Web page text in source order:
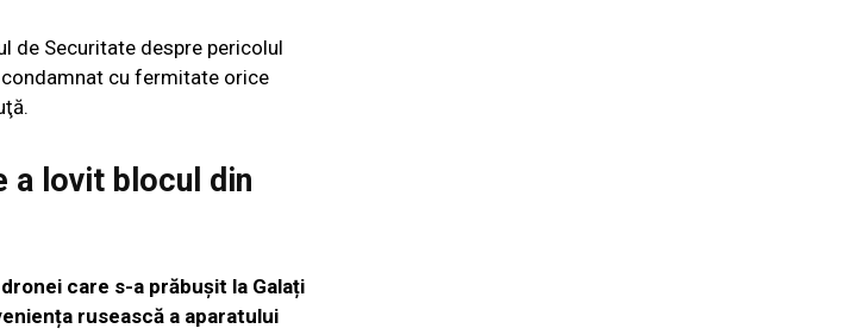
de Securitate despre pericolul
condamnat cu fermitate orice
a lovit blocul din
care s-a prăbușit la Galați
rusească a aparatului